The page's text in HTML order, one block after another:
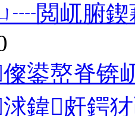
┈閲屼腑
鍙嶅脊锛
鍏皯鍔